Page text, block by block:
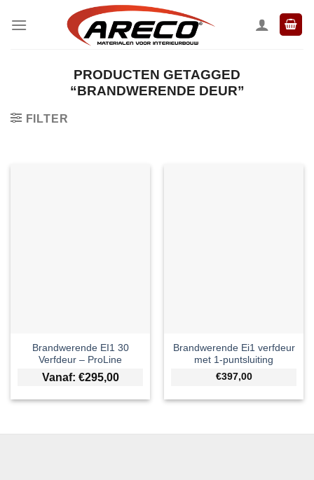
naar
PRODUCTEN GETAGGED
“BRANDWERENDE DEUR”
FILTER
Brandwerende EI1 30
Verfdeur – ProLine
Vanaf: €295,00
Brandwerende Ei1 verfdeur
met 1-puntsluiting
€397,00